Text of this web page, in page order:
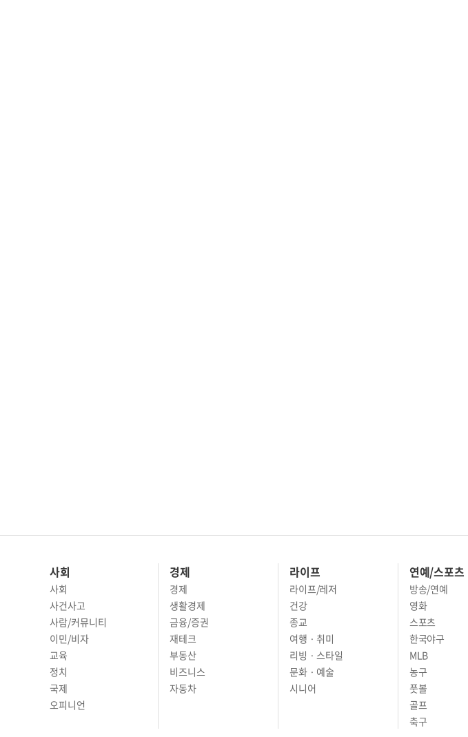
사회
사회
사건사고
사람/커뮤니티
이민/비자
교육
정치
국제
오피니언
경제
경제
생활경제
금융/증권
재테크
부동산
비즈니스
자동차
라이프
라이프/레저
건강
종교
여행 · 취미
리빙 · 스타일
문화 · 예술
시니어
연예/스포츠
방송/연예
영화
스포츠
한국야구
MLB
농구
풋볼
골프
축구